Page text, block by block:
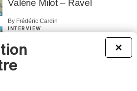
Valérie Milot – Ravel
By Frédéric Cardin
INTERVIEW
RAP
Présence Autochtone I
Rei Speaks About His
×